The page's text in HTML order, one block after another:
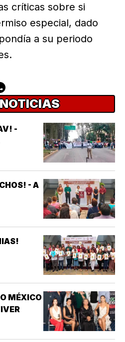
críticas sobre si
especial, dado
a su periodo
-
- A
MÉXICO